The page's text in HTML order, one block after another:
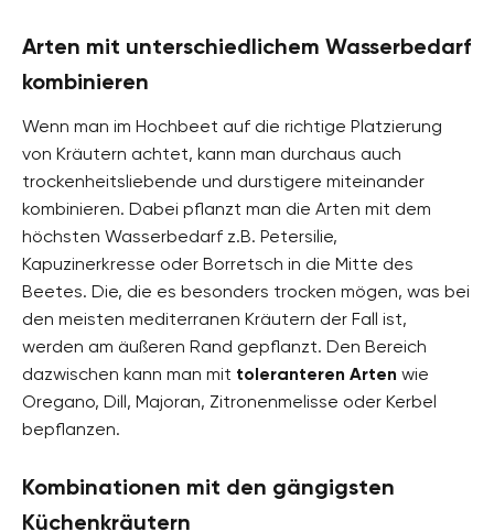
Arten mit unterschiedlichem Wasserbedarf
kombinieren
Wenn man im Hochbeet auf die richtige Platzierung
von Kräutern achtet, kann man durchaus auch
trockenheitsliebende und durstigere miteinander
kombinieren. Dabei pflanzt man die Arten mit dem
höchsten Wasserbedarf z.B. Petersilie,
Kapuzinerkresse oder Borretsch in die Mitte des
Beetes. Die, die es besonders trocken mögen, was bei
den meisten mediterranen Kräutern der Fall ist,
werden am äußeren Rand gepflanzt. Den Bereich
dazwischen kann man mit toleranteren Arten wie
Oregano, Dill, Majoran, Zitronenmelisse oder Kerbel
bepflanzen.
Kombinationen mit den gängigsten
Küchenkräutern